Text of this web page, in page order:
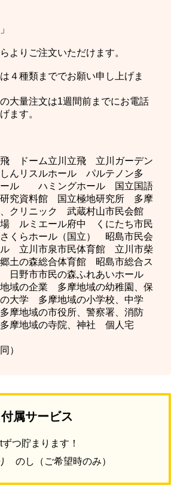
よりご注文いただけます。
４種類まででお願い申し上げま
大量注文は1週間前までにお電話
ます。
飛 ドーム立川立飛 立川ガーデン
んリスルホール パルテノン多
ール ハミングホール 国立国語
究資料館 国立極地研究所 多摩
、クリニック 武蔵村山市民会館
場 ルミエール府中 くにたち市民
くらホール（国立） 昭島市民会
立川市泉市民体育館 立川市柴
土の森総合体育館 昭島市総合ス
日野市市民の森ふれあいホール
域の企業 多摩地域の幼稚園、保
大学 多摩地域の小学校、中学
摩地域の市役所、警察署、消防
摩地域の寺院、神社 個人宅
）
属サービス
つ貯まります！
のし（ご希望時のみ）